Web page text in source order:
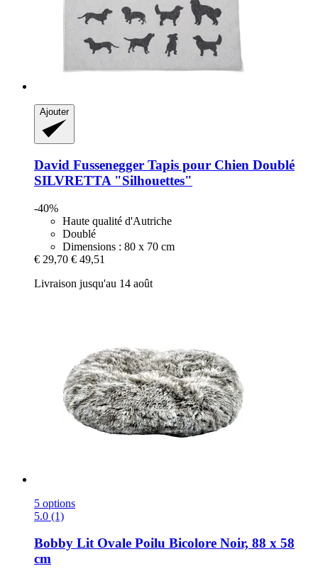
Ajouter
David Fussenegger Tapis pour Chien Doublé
SILVRETTA "Silhouettes"
-40%
Haute qualité d'Autriche
Doublé
Dimensions : 80 x 70 cm
€ 29,70 € 49,51
Livraison jusqu'au 14 août
5 options
5.0 (1)
Bobby Lit Ovale Poilu Bicolore Noir, 88 x 58
cm